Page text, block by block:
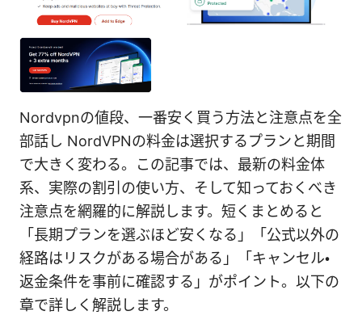
Nordvpnの値段、一番安く買う方法と注意点を全
部話し NordVPNの料金は選択するプランと期間
で大きく変わる。この記事では、最新の料金体
系、実際の割引の使い方、そして知っておくべき
注意点を網羅的に解説します。短くまとめると
「長期プランを選ぶほど安くなる」「公式以外の
経路はリスクがある場合がある」「キャンセル・
返金条件を事前に確認する」がポイント。以下の
章で詳しく解説します。